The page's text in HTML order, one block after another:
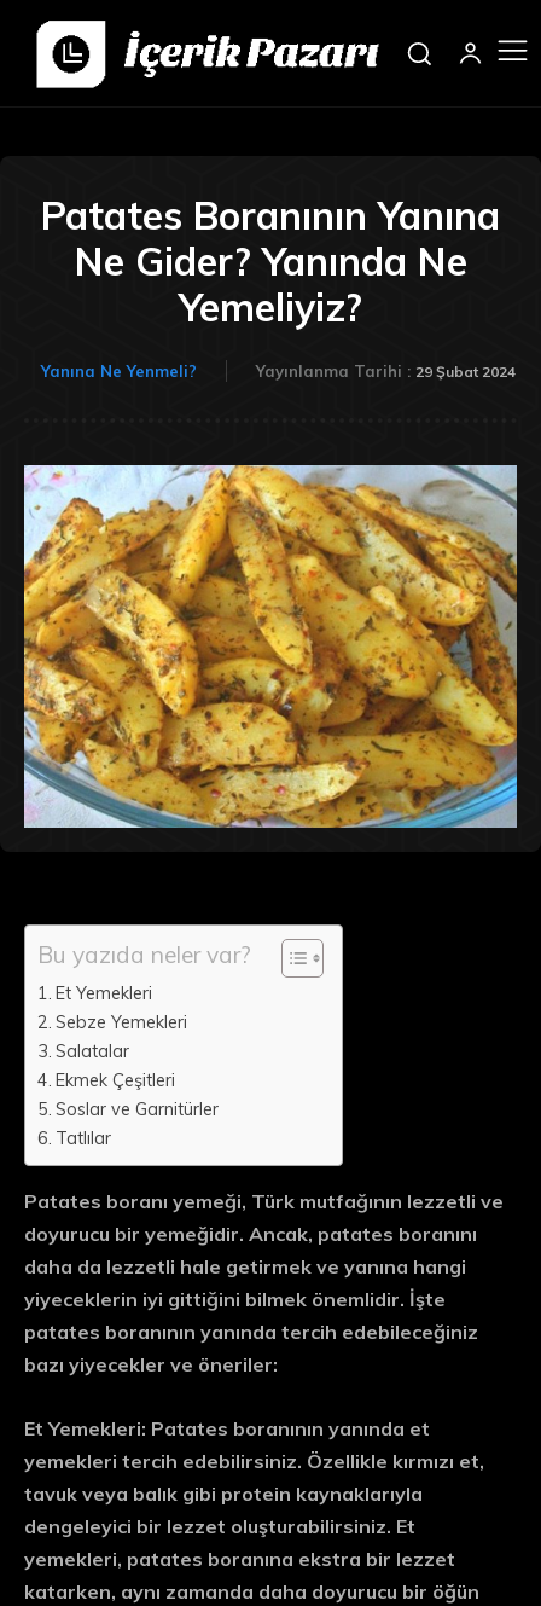
Patates Boranının Yanına
Ne Gider? Yanında Ne
Yemeliyiz?
Yanına Ne Yenmeli? Yayınlanma Tarihi : 29 Şubat 2024
Bu yazıda neler var?
Et Yemekleri
Sebze Yemekleri
Salatalar
Ekmek Çeşitleri
Soslar ve Garnitürler
Tatlılar
Patates boranı yemeği, Türk mutfağının lezzetli ve
doyurucu bir yemeğidir. Ancak, patates boranını
daha da lezzetli hale getirmek ve yanına hangi
yiyeceklerin iyi gittiğini bilmek önemlidir. İşte
patates boranının yanında tercih edebileceğiniz
bazı yiyecekler ve öneriler:
Et Yemekleri: Patates boranının yanında et
yemekleri tercih edebilirsiniz. Özellikle kırmızı et,
tavuk veya balık gibi protein kaynaklarıyla
dengeleyici bir lezzet oluşturabilirsiniz. Et
yemekleri, patates boranına ekstra bir lezzet
katarken, aynı zamanda daha doyurucu bir öğün